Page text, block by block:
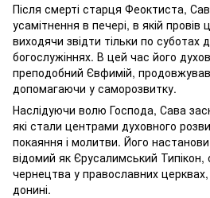
Після смерті старця Феоктиста,
усамітнення в печері, в якій провів
виходячи звідти тільки по суботах
богослужіннях. В цей час його
преподобний Євфимій,
допомагаючи у саморозвитку.
Наслідуючи волю Господа, Сава
які стали центрами духовного
покаяння і молитви. Його
відомий як Єрусалимський
чернецтва у православних
донині.